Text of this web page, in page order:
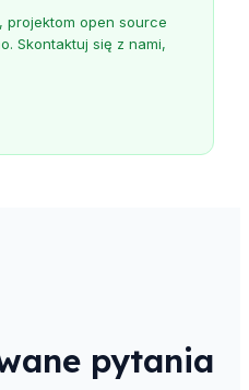
projektom open source
Skontaktuj się z nami,
pytania